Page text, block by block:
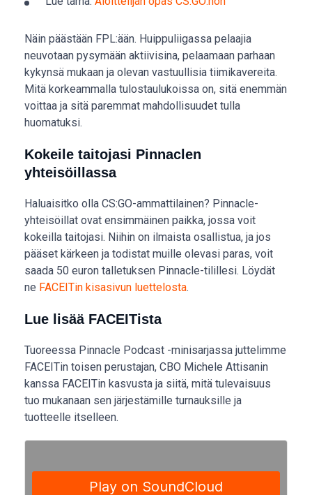
Näin päästään FPL:ään. Huippuliigassa pelaajia
neuvotaan pysymään aktiivisina, pelaamaan parhaan
kykynsä mukaan ja olevan vastuullisia tiimikavereita.
Mitä korkeammalla tulostaulukoissa on, sitä enemmän
voittaa ja sitä paremmat mahdollisuudet tulla
huomatuksi.
Kokeile taitojasi Pinnaclen
yhteisöillassa
Haluaisitko olla CS:GO-ammattilainen? Pinnacle-
yhteisöillat ovat ensimmäinen paikka, jossa voit
kokeilla taitojasi. Niihin on ilmaista osallistua, ja jos
pääset kärkeen ja todistat muille olevasi paras, voit
saada 50 euron talletuksen Pinnacle-tilillesi. Löydät
ne FACEITin kisasivun luettelosta.
Lue lisää FACEITista
Tuoreessa Pinnacle Podcast -minisarjassa juttelimme
FACEITin toisen perustajan, CBO Michele Attisanin
kanssa FACEITin kasvusta ja siitä, mitä tulevaisuus
tuo mukanaan sen järjestämille turnauksille ja
tuotteelle itselleen.